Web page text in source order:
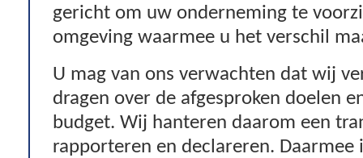
gericht om uw onderneming te
omgeving waarmee u het verschil
U mag van ons verwachten dat wij
dragen over de afgesproken doelen
budget. Wij hanteren daarom een
rapporteren en declareren. Daarmee